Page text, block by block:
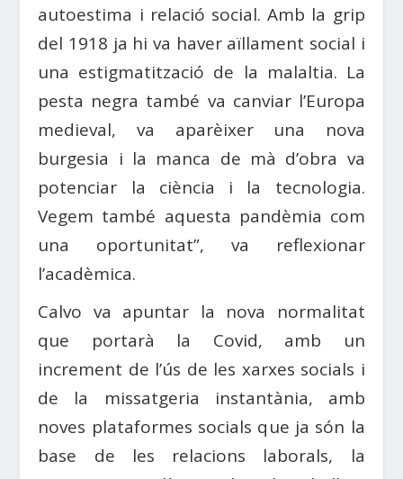
autoestima i relació social. Amb la grip
del 1918 ja hi va haver aïllament social i
una estigmatització de la malaltia. La
pesta negra també va canviar l’Europa
medieval, va aparèixer una nova
burgesia i la manca de mà d’obra va
potenciar la ciència i la tecnologia.
Vegem també aquesta pandèmia com
una oportunitat”, va reflexionar
l’acadèmica.
Calvo va apuntar la nova normalitat
que portarà la Covid, amb un
increment de l’ús de les xarxes socials i
de la missatgeria instantània, amb
noves plataformes socials que ja són la
base de les relacions laborals, la